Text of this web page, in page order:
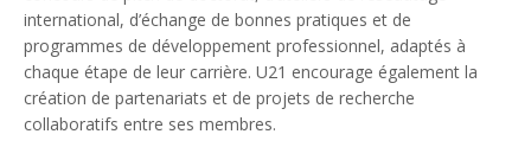
international, d’échange de bonnes pratiques et de
programmes de développement professionnel, adaptés à
chaque étape de leur carrière. U21 encourage également la
création de partenariats et de projets de recherche
collaboratifs entre ses membres.